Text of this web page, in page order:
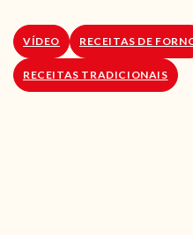
VÍDEO RECEITAS DE
RECEITAS TRADICIONAIS